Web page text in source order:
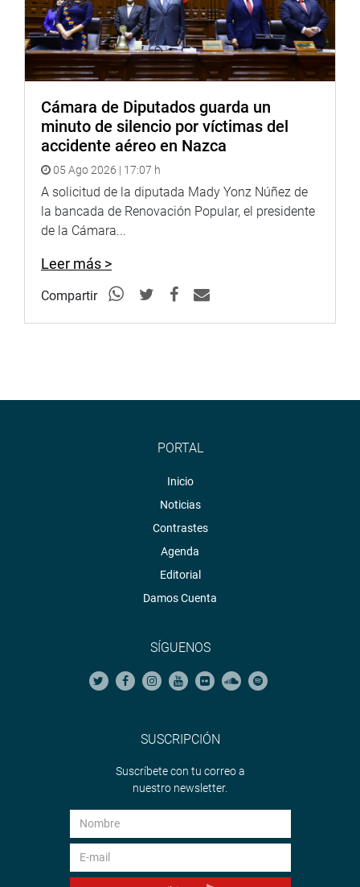
Cámara de Diputados guarda un
minuto de silencio por víctimas del
accidente aéreo en Nazca
05 Ago 2026 | 17:07 h
A solicitud de la diputada Mady Yonz Núñez de
la bancada de Renovación Popular, el presidente
de la Cámara...
Leer más >
Compartir
PORTAL
Inicio
Noticias
Contrastes
Agenda
Editorial
Damos Cuenta
SÍGUENOS
SUSCRIPCIÓN
Suscríbete con tu correo a
nuestro newsletter.